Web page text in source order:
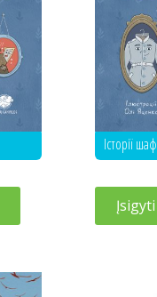
Історії